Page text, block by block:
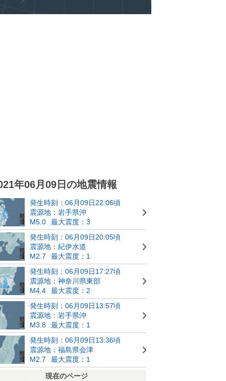
年06月09日の地震情報
発生時刻：06月09日22:06頃
震源地：岩手県沖
M5.0
最大震度：3
発生時刻：06月09日20:05頃
震源地：紀伊水道
M2.7
最大震度：1
発生時刻：06月09日17:27頃
震源地：神奈川県東部
M4.4
最大震度：2
発生時刻：06月09日13:57頃
震源地：岩手県沖
M3.8
最大震度：1
発生時刻：06月09日13:36頃
震源地：福島県会津
M2.7
最大震度：1
現在のページ